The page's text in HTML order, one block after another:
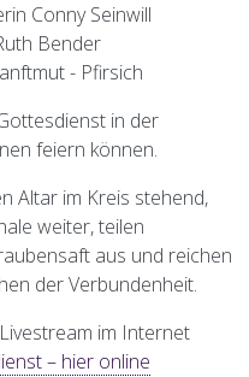
Conny Seinwill
Bender
- Pfirsich
in der
feiern können.
Altar im Kreis stehend,
weiter, teilen
aus und reichen
der Verbundenheit.
im Internet
– hier online